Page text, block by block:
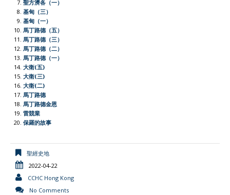
聖方濟各（一）
基甸（三）
基甸（一）
馬丁路德（五）
馬丁路德（三）
馬丁路德（二）
馬丁路德（一）
大衛(五)
大衛(三)
大衛(二)
馬丁路德
馬丁路德金恩
雷競業
保羅的故事
聖經史地
2022-04-22
CCHC Hong Kong
No Comments